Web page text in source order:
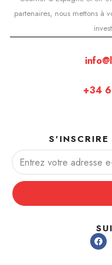
partenaires, nous mettons à
+34